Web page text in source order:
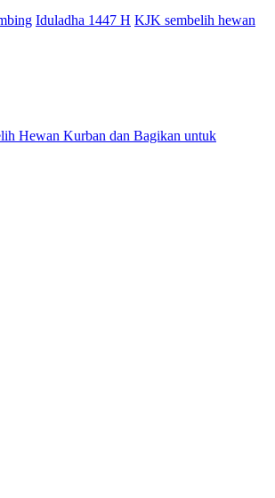
Iduladha 1447 H KJK sembelih hewan
Hewan Kurban dan Bagikan untuk